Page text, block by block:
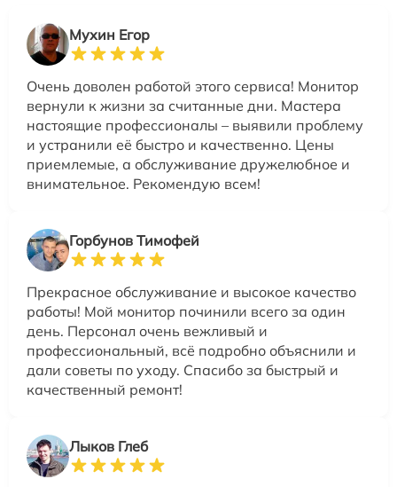
Мухин Егор
Очень доволен работой этого сервиса! Монитор
вернули к жизни за считанные дни. Мастера
настоящие профессионалы – выявили проблему
и устранили её быстро и качественно. Цены
приемлемые, а обслуживание дружелюбное и
внимательное. Рекомендую всем!
Горбунов Тимофей
Прекрасное обслуживание и высокое качество
работы! Мой монитор починили всего за один
день. Персонал очень вежливый и
профессиональный, всё подробно объяснили и
дали советы по уходу. Спасибо за быстрый и
качественный ремонт!
Лыков Глеб